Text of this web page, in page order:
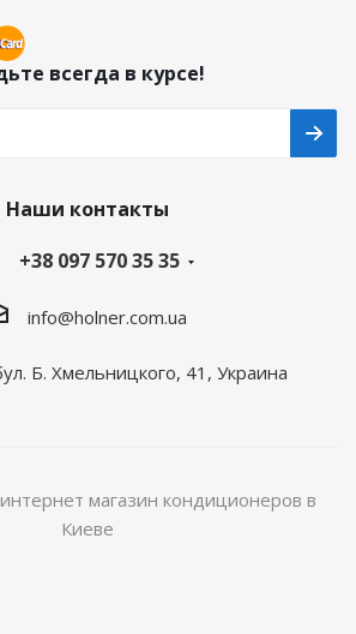
всегда в курсе!
Наши контакты
+38 097 570 35 35
info@holner.com.ua
Б. Хмельницкого, 41, Украина
магазин кондиционеров в
Киеве